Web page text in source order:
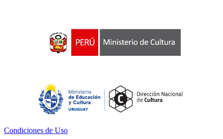
Condiciones de Uso